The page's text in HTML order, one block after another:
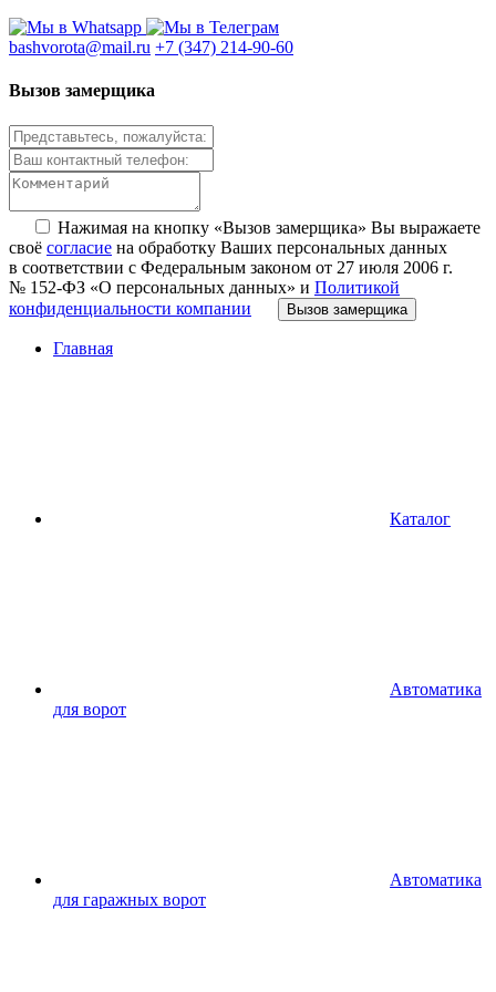
bashvorota@mail.ru +7 (347) 214-90-60
Вызов замерщика
Нажимая на кнопку «Вызов замерщика» Вы выражаете
своё согласие на обработку Ваших персональных данных
в соответствии с Федеральным законом от 27 июля 2006 г.
№ 152-ФЗ «О персональных данных» и Политикой
конфиденциальности компании
Вызов замерщика
Главная
Каталог
Автоматика
для ворот
Автоматика
для гаражных ворот